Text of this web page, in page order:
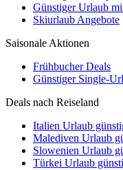
Günstiger Urlaub
Skiurlaub Angebote
Saisonale Aktionen
Frühbucher Deals
Günstiger Single-
Deals nach Reiseland
Italien Urlaub
Malediven Urlaub
Slowenien Urlaub
Türkei Urlaub